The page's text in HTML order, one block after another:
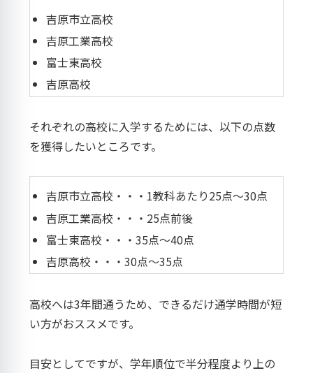
吉原市立高校
吉原工業高校
富士東高校
吉原高校
それぞれの高校に入学するためには、以下の点数
を獲得したいところです。
吉原市立高校・・・1教科あたり25点～30点
吉原工業高校・・・25点前後
富士東高校・・・35点～40点
吉原高校・・・30点～35点
高校へは3年間通うため、できるだけ通学時間が短
い方がおススメです。
目安としてですが、学年順位で半分程度より上の